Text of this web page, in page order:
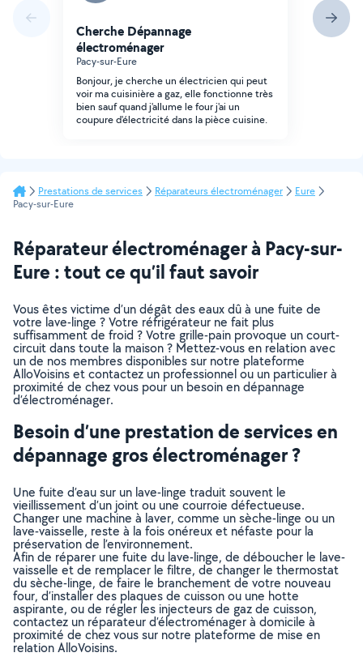
Cherche Dépannage
électroménager
Pacy-sur-Eure
Bonjour, je cherche un électricien qui peut
voir ma cuisinière a gaz, elle fonctionne très
bien sauf quand j'allume le four j'ai un
coupure d'électricité dans la pièce cuisine.
Prestations de services Réparateurs électroménager
Eure
Pacy-sur-Eure
Réparateur électroménager à Pacy-sur-
Eure : tout ce qu’il faut savoir
Vous êtes victime d’un dégât des eaux dû à une fuite de
votre lave-linge ? Votre réfrigérateur ne fait plus
suffisamment de froid ? Votre grille-pain provoque un court-
circuit dans toute la maison ? Mettez-vous en relation avec
un de nos membres disponibles sur notre plateforme
AlloVoisins et contactez un professionnel ou un particulier à
proximité de chez vous pour un besoin en dépannage
d’électroménager.
Besoin d’une prestation de services en
dépannage gros électroménager ?
Une fuite d’eau sur un lave-linge traduit souvent le
vieillissement d’un joint ou une courroie défectueuse.
Changer une machine à laver, comme un sèche-linge ou un
lave-vaisselle, reste à la fois onéreux et néfaste pour la
préservation de l’environnement.
Afin de réparer une fuite du lave-linge, de déboucher le lave-
vaisselle et de remplacer le filtre, de changer le thermostat
du sèche-linge, de faire le branchement de votre nouveau
four, d’installer des plaques de cuisson ou une hotte
aspirante, ou de régler les injecteurs de gaz de cuisson,
contactez un réparateur d’électroménager à domicile à
proximité de chez vous sur notre plateforme de mise en
relation AlloVoisins.